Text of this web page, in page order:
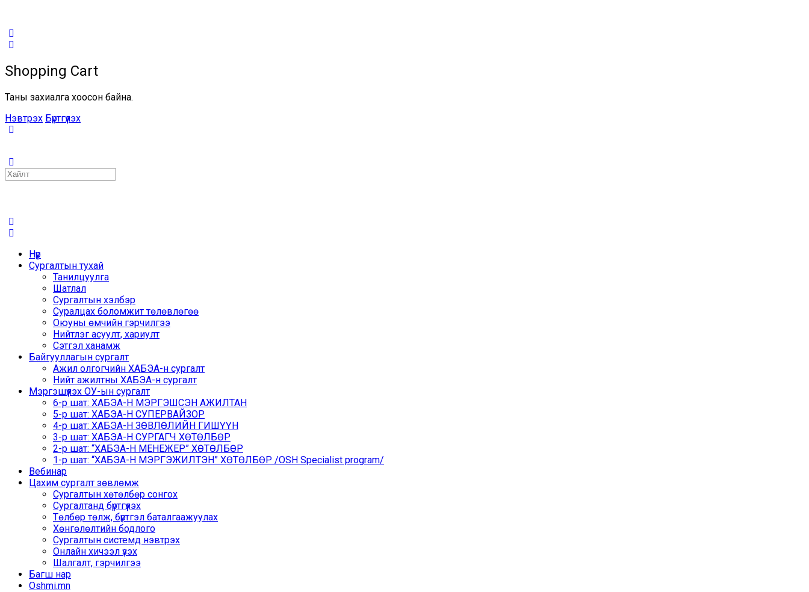
Shopping Cart
Таны захиалга хоосон байна.
Нэвтрэх Бүртгүүлэх
Search
Нүүр
Сургалтын тухай
Танилцуулга
Шатлал
Сургалтын хэлбэр
Суралцах боломжит төлөвлөгөө
Оюуны өмчийн гэрчилгээ
Нийтлэг асуулт, хариулт
Сэтгэл ханамж
Байгууллагын сургалт
Ажил олгогчийн ХАБЭА-н сургалт
Нийт ажилтны ХАБЭА-н сургалт
Мэргэшүүлэх ОУ-ын сургалт
6-р шат: ХАБЭА-Н МЭРГЭШСЭН АЖИЛТАН
5-р шат: ХАБЭА-Н СУПЕРВАЙЗОР
4-р шат: ХАБЭА-Н ЗӨВЛӨЛИЙН ГИШҮҮН
3-р шат: ХАБЭА-Н СУРГАГЧ ХӨТӨЛБӨР
2-р шат: “ХАБЭА-Н МЕНЕЖЕР” ХӨТӨЛБӨР
1-р шат: “ХАБЭА-Н МЭРГЭЖИЛТЭН” ХӨТӨЛБӨР /OSH Specialist program/
Вебинар
Цахим сургалт зөвлөмж
Сургалтын хөтөлбөр сонгох
Сургалтанд бүртгүүлэх
Төлбөр төлж, бүртгэл баталгаажуулах
Хөнгөлөлтийн бодлого
Сургалтын системд нэвтрэх
Онлайн хичээл үзэх
Шалгалт, гэрчилгээ
Багш нар
Oshmi.mn